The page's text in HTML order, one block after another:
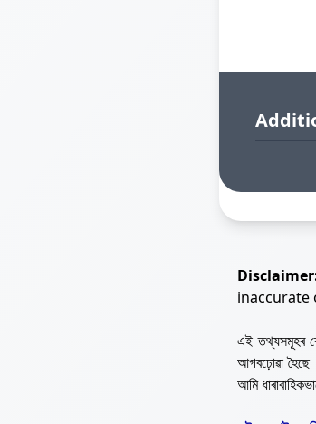
inaccurate
এই তথ্যসমূহৰ
আগবঢ়োৱা
আমি